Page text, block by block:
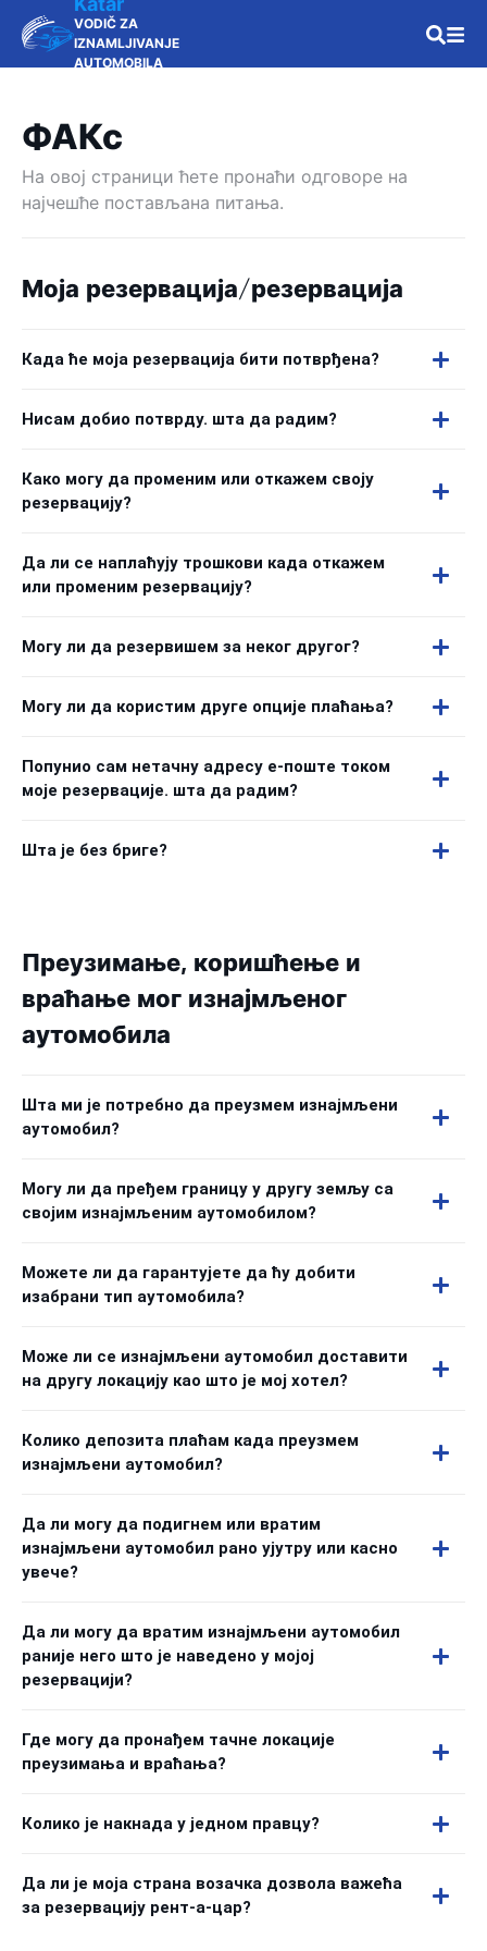
VODIČ ZA
IZNAMLJIVANJE
AUTOMOBILA
ФАКс
На овој страници ћете пронаћи одговоре на
најчешће постављана питања.
Моја резервација/резервација
Када ће моја резервација бити потврђена?
Нисам добио потврду. шта да радим?
Како могу да променим или откажем своју
резервацију?
Да ли се наплаћују трошкови када откажем
или променим резервацију?
Могу ли да резервишем за неког другог?
Могу ли да користим друге опције плаћања?
Попунио сам нетачну адресу е-поште током
моје резервације. шта да радим?
Шта је без бриге?
Преузимање, коришћење и
враћање мог изнајмљеног
аутомобила
Шта ми је потребно да преузмем изнајмљени
аутомобил?
Могу ли да пређем границу у другу земљу са
својим изнајмљеним аутомобилом?
Можете ли да гарантујете да ћу добити
изабрани тип аутомобила?
Може ли се изнајмљени аутомобил доставити
на другу локацију као што је мој хотел?
Колико депозита плаћам када преузмем
изнајмљени аутомобил?
Да ли могу да подигнем или вратим
изнајмљени аутомобил рано ујутру или касно
увече?
Да ли могу да вратим изнајмљени аутомобил
раније него што је наведено у мојој
резервацији?
Где могу да пронађем тачне локације
преузимања и враћања?
Колико је накнада у једном правцу?
Да ли је моја страна возачка дозвола важећа
за резервацију рент-а-цар?